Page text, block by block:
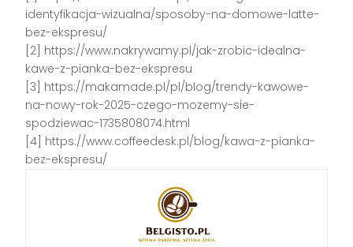
identyfikacja-wizualna/sposoby-na-domowe-latte-
bez-ekspresu/
[2] https://www.nakrywamy.pl/jak-zrobic-idealna-
kawe-z-pianka-bez-ekspresu
[3] https://makamade.pl/pl/blog/trendy-kawowe-
na-nowy-rok-2025-czego-mozemy-sie-
spodziewac-1735808074.html
[4] https://www.coffeedesk.pl/blog/kawa-z-pianka-
bez-ekspresu/